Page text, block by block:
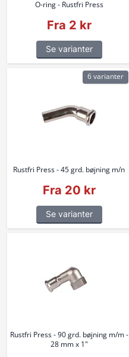
O-ring - Rustfri Press
Fra 2 kr
Se varianter
Rustfri Press - 45 grd. bøjning m/n
Fra 20 kr
Se varianter
6 varianter
Rustfri Press - 90 grd. bøjning m/m -
28 mm x 1"